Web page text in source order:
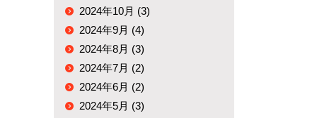
2024年10月 (3)
2024年9月 (4)
2024年8月 (3)
2024年7月 (2)
2024年6月 (2)
2024年5月 (3)